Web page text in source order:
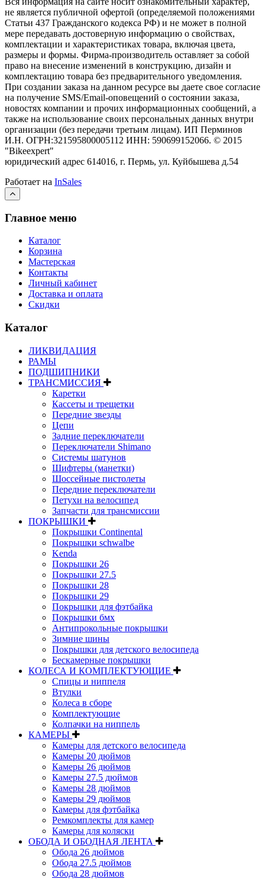
не является публичной офертой (определяемой положениями
Статьи 437 Гражданского кодекса РФ) и не может в полной
мере передавать достоверную информацию о свойствах,
комплектации и характеристиках товара, включая цвета,
размеры и формы. Фирма-производитель оставляет за собой
право на внесение изменений в конструкцию, дизайн и
комплектацию товара без предварительного уведомления.
При создании заказа на данном ресурсе вы даете свое согласие
на получение SMS/Email-оповещений о состоянии заказа,
новостях компании и прочих информационных сообщений, а
также на использование своих персональных данных внутри
организации (без передачи третьим лицам). ИП Перминов
И.Н. ОГРН:321595800005112 ИНН: 590699152066. © 2015
"Bikeexpert"
юридический адрес 614016, г. Пермь, ул. Куйбышева д.54
Работает на InSales
Главное меню
Каталог
Корзина
Мастерская
Контакты
Личный кабинет
Доставка и оплата
Скидки
Каталог
ЛИКВИДАЦИЯ
РАМЫ
ПОДШИПНИКИ
ТРАНСМИССИЯ
Каретки
Кассеты и трещетки
Передние звезды
Цепи
Задние переключатели
Переключатели Shimano
Системы шатунов
Шифтеры (манетки)
Шоссейные пистолеты
Передние переключатели
Петухи на велосипед
Запчасти для трансмиссии
ПОКРЫШКИ
Покрышки Continental
Покрышки schwalbe
Kenda
Покрышки 26
Покрышки 27.5
Покрышки 28
Покрышки 29
Покрышки для фэтбайка
Покрышки бмх
Антипрокольные покрышки
Зимние шины
Покрышки для детского велосипеда
Бескамерные покрышки
КОЛЕСА И КОМПЛЕКТУЮЩИЕ
Спицы и ниппеля
Втулки
Колеса в сборе
Комплектующие
Колпачки на ниппель
КАМЕРЫ
Камеры для детского велосипеда
Камеры 20 дюймов
Камеры 26 дюймов
Камеры 27.5 дюймов
Камеры 28 дюймов
Камеры 29 дюймов
Камеры для фэтбайка
Ремкомплекты для камер
Камеры для коляски
ОБОДА И ОБОДНАЯ ЛЕНТА
Обода 26 дюймов
Обода 27.5 дюймов
Обода 28 дюймов